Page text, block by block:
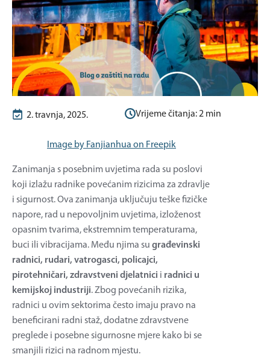
2. travnja, 2025. Vrijeme čitanja:2min
Image by Fanjianhua on Freepik
Zanimanja s posebnim uvjetima rada su poslovi
koji izlažu radnike povećanim rizicima za zdravlje
i sigurnost. Ova zanimanja uključuju teške fizičke
napore, rad u nepovoljnim uvjetima, izloženost
opasnim tvarima, ekstremnim temperaturama,
buci ili vibracijama. Među njima su građevinski
radnici, rudari, vatrogasci, policajci,
pirotehničari, zdravstveni djelatnici i radnici u
kemijskoj industriji. Zbog povećanih rizika,
radnici u ovim sektorima često imaju pravo na
beneficirani radni staž, dodatne zdravstvene
preglede i posebne sigurnosne mjere kako bi se
smanjili rizici na radnom mjestu.